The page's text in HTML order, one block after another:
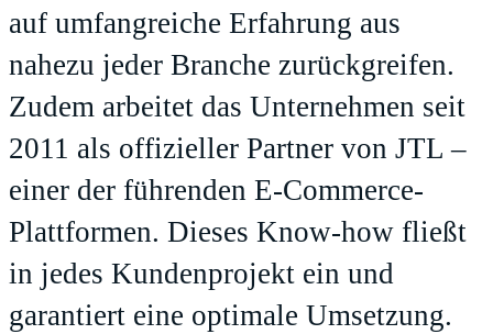
auf umfangreiche Erfahrung aus
nahezu jeder Branche zurückgreifen.
Zudem arbeitet das Unternehmen seit
2011 als offizieller Partner von JTL –
einer der führenden E-Commerce-
Plattformen. Dieses Know-how fließt
in jedes Kundenprojekt ein und
garantiert eine optimale Umsetzung.